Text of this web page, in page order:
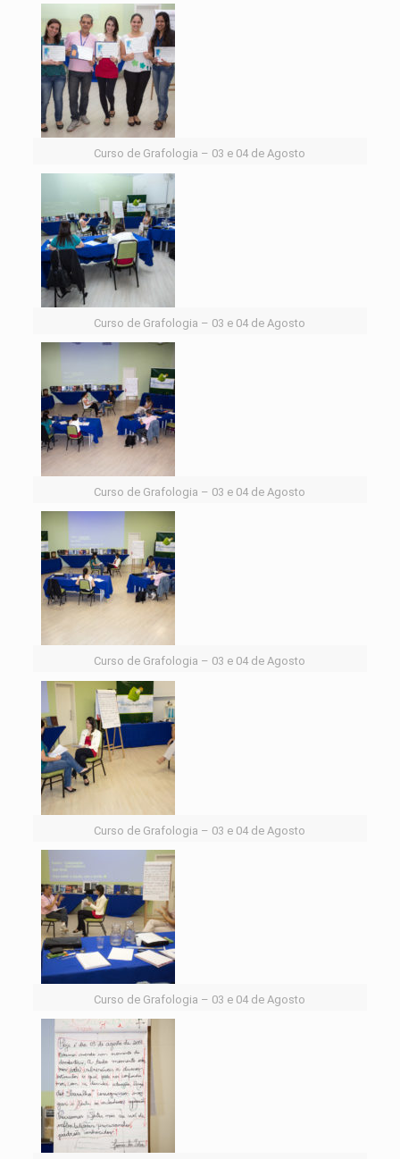
Curso de Grafologia – 03 e 04 de Agosto
Curso de Grafologia – 03 e 04 de Agosto
Curso de Grafologia – 03 e 04 de Agosto
Curso de Grafologia – 03 e 04 de Agosto
Curso de Grafologia – 03 e 04 de Agosto
Curso de Grafologia – 03 e 04 de Agosto